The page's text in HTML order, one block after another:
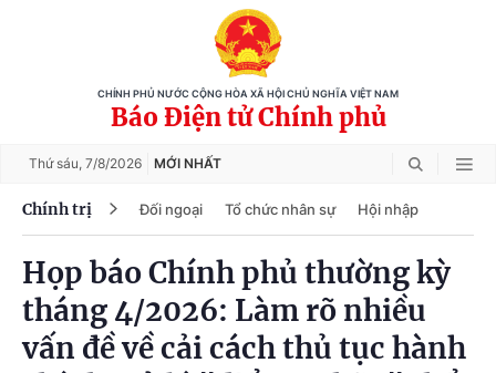
CHÍNH PHỦ NƯỚC CỘNG HÒA XÃ HỘI CHỦ NGHĨA VIỆT NAM
Báo Điện tử Chính phủ
Thứ sáu, 7/8/2026 MỚI NHẤT
Chính trị Đối ngoại Tổ chức nhân sự Hội nhập
Họp báo Chính phủ thường kỳ
tháng 4/2026: Làm rõ nhiều
vấn đề về cải cách thủ tục hành